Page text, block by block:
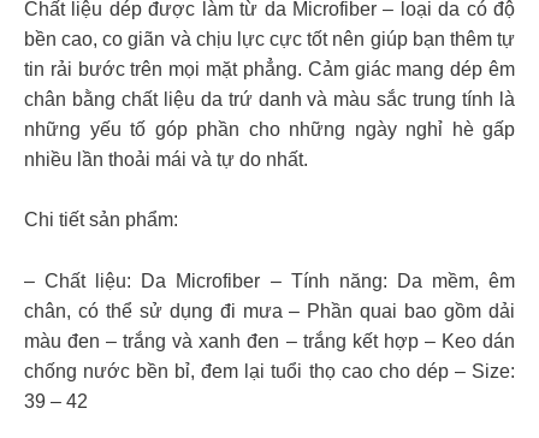
Chất liệu dép được làm từ da Microfiber – loại da có độ
bền cao, co giãn và chịu lực cực tốt nên giúp bạn thêm tự
tin rải bước trên mọi mặt phẳng. Cảm giác mang dép êm
chân bằng chất liệu da trứ danh và màu sắc trung tính là
những yếu tố góp phần cho những ngày nghỉ hè gấp
nhiều lần thoải mái và tự do nhất.
Chi tiết sản phẩm:
– Chất liệu: Da Microfiber – Tính năng: Da mềm, êm
chân, có thể sử dụng đi mưa – Phần quai bao gồm dải
màu đen – trắng và xanh đen – trắng kết hợp – Keo dán
chống nước bền bỉ, đem lại tuổi thọ cao cho dép – Size:
39 – 42